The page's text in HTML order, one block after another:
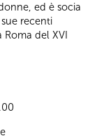
ed è socia
recenti
del XVI